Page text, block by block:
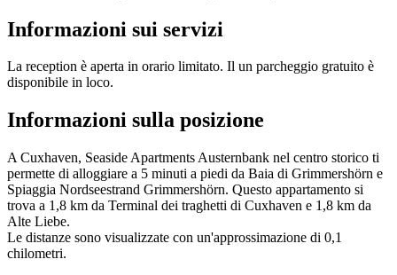
Informazioni sui servizi
La reception è aperta in orario limitato. Il un parcheggio gratuito è
disponibile in loco.
Informazioni sulla posizione
A Cuxhaven, Seaside Apartments Austernbank nel centro storico ti
permette di alloggiare a 5 minuti a piedi da Baia di Grimmershörn e
Spiaggia Nordseestrand Grimmershörn. Questo appartamento si
trova a 1,8 km da Terminal dei traghetti di Cuxhaven e 1,8 km da
Alte Liebe.
Le distanze sono visualizzate con un'approssimazione di 0,1
chilometri.